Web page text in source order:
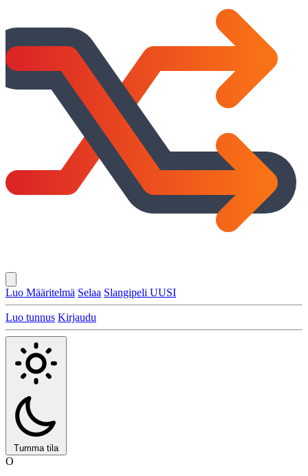
Luo Määritelmä Selaa Slangipeli UUSI
Luo tunnus Kirjaudu
Tumma tila
O